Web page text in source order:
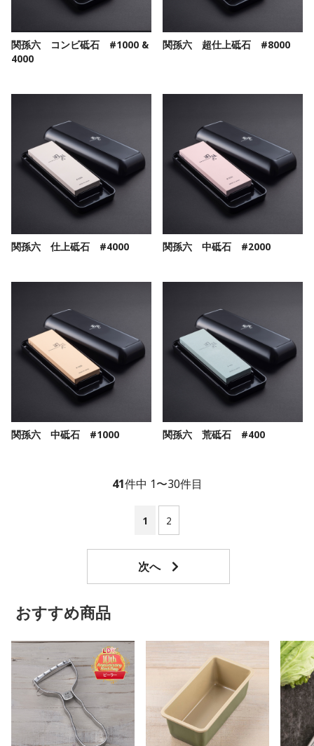
関孫六 コンビ砥石 #1000 &
4000
関孫六 超仕上砥石 #8000
関孫六 仕上砥石 #4000 関孫六 中砥石 #2000
関孫六 中砥石 #1000 関孫六 荒砥石 #400
41件中 1〜30件目
1 2
おすすめ商品